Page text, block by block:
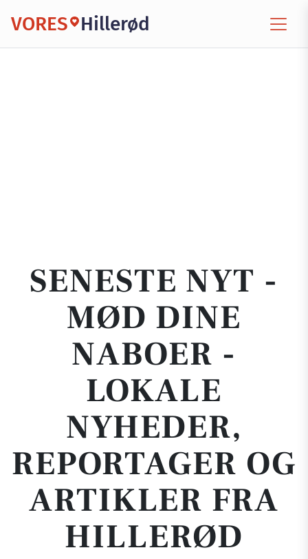
VORES Hillerød
SENESTE NYT -
MØD DINE
NABOER -
LOKALE
NYHEDER,
REPORTAGER OG
ARTIKLER FRA
HILLERØD